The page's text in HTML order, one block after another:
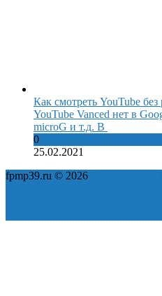
Как смотреть YouTube
YouTube Vanced нет в
microG и т.д. В
0
25.02.2021
fpmp39.ru © 2026